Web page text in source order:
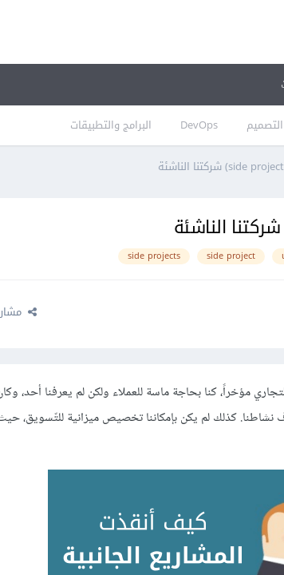
التصميم DevOps البرامج والتطبيقات
side project
side projects
مؤخراً، كنا بحاجة ماسة للعملاء ولكن لم يعرفنا أحد،
كذلك لم يكن بإمكاننا تخصيص ميزانية للتّسويق،